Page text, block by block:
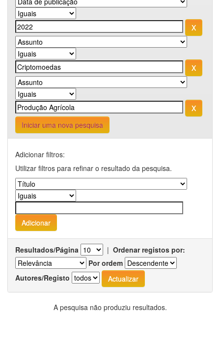
Iniciar uma nova pesquisa
Adicionar filtros:
Utilizar filtros para refinar o resultado da pesquisa.
Resultados/Página | Ordenar registos por:
Por ordem
Autores/Registo
A pesquisa não produziu resultados.